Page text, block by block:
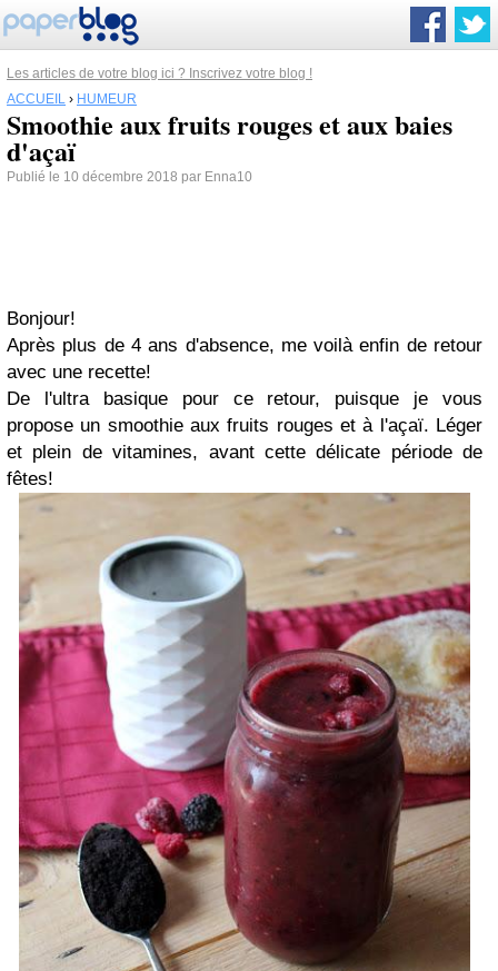
Les articles de votre blog ici ? Inscrivez votre blog !
ACCUEIL › HUMEUR
Smoothie aux fruits rouges et aux baies
d'açaï
Publié le 10 décembre 2018 par Enna10
Bonjour!
Après plus de 4 ans d'absence, me voilà enfin de retour
avec une recette!
De l'ultra basique pour ce retour, puisque je vous
propose un smoothie aux fruits rouges et à l'açaï. Léger
et plein de vitamines, avant cette délicate période de
fêtes!